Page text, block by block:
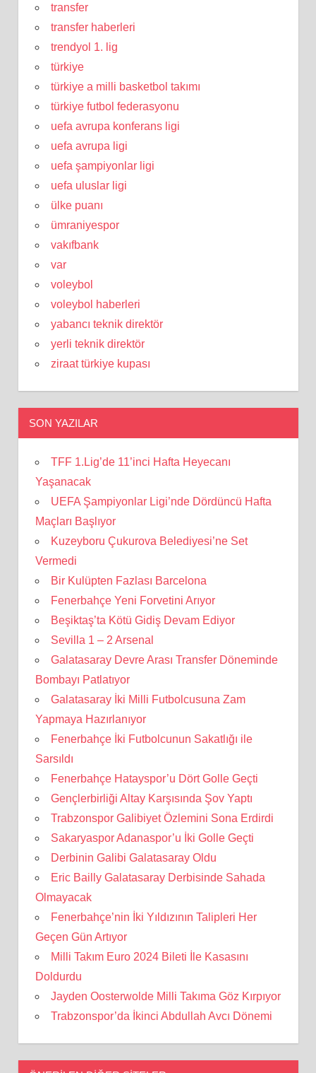
transfer
transfer haberleri
trendyol 1. lig
türkiye
türkiye a milli basketbol takımı
türkiye futbol federasyonu
uefa avrupa konferans ligi
uefa avrupa ligi
uefa şampiyonlar ligi
uefa uluslar ligi
ülke puanı
ümraniyespor
vakıfbank
var
voleybol
voleybol haberleri
yabancı teknik direktör
yerli teknik direktör
ziraat türkiye kupası
SON YAZILAR
TFF 1.Lig’de 11’inci Hafta Heyecanı
Yaşanacak
UEFA Şampiyonlar Ligi’nde Dördüncü Hafta
Maçları Başlıyor
Kuzeyboru Çukurova Belediyesi’ne Set
Vermedi
Bir Kulüpten Fazlası Barcelona
Fenerbahçe Yeni Forvetini Arıyor
Beşiktaş’ta Kötü Gidiş Devam Ediyor
Sevilla 1 – 2 Arsenal
Galatasaray Devre Arası Transfer Döneminde
Bombayı Patlatıyor
Galatasaray İki Milli Futbolcusuna Zam
Yapmaya Hazırlanıyor
Fenerbahçe İki Futbolcunun Sakatlığı ile
Sarsıldı
Fenerbahçe Hatayspor’u Dört Golle Geçti
Gençlerbirliği Altay Karşısında Şov Yaptı
Trabzonspor Galibiyet Özlemini Sona Erdirdi
Sakaryaspor Adanaspor’u İki Golle Geçti
Derbinin Galibi Galatasaray Oldu
Eric Bailly Galatasaray Derbisinde Sahada
Olmayacak
Fenerbahçe’nin İki Yıldızının Talipleri Her
Geçen Gün Artıyor
Milli Takım Euro 2024 Bileti İle Kasasını
Doldurdu
Jayden Oosterwolde Milli Takıma Göz Kırpıyor
Trabzonspor’da İkinci Abdullah Avcı Dönemi